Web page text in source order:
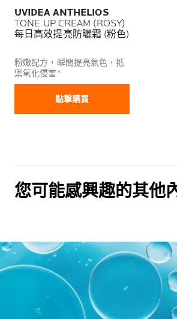
UVIDEA ANTHELIOS
TONE UP CREAM (ROSY)
每日高效提亮防曬霜 (粉色)
粉嫩配方，瞬間提亮氣色，抵
禦氧化侵害^
點撃購買
您可能感興趣的其他